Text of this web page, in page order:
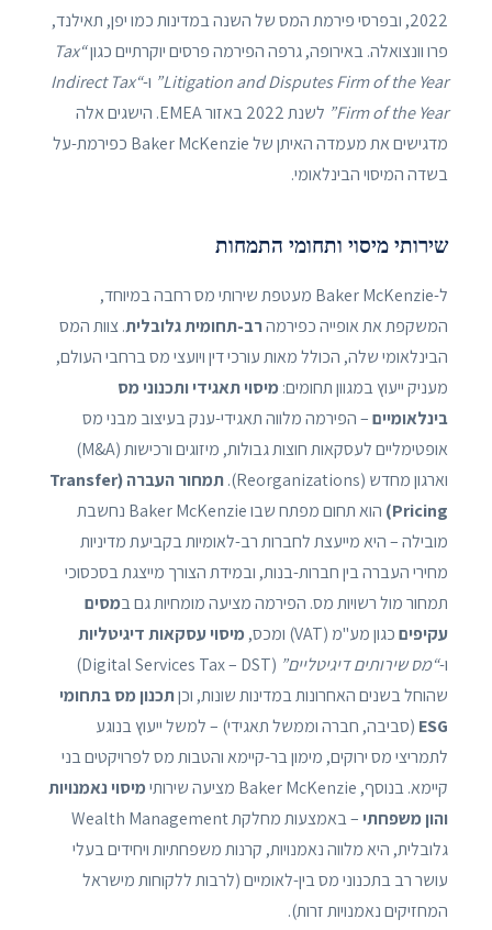
2022, ובפרסי פירמת המס של השנה במדינות כמו יפן, תאילנד,
פרו וונצואלה. באירופה, גרפה הפירמה פרסים יוקרתיים כגון “Tax
Litigation and Disputes Firm of the Year” ו- “Indirect Tax
Firm of the Year”
לשנת 2022 באזור EMEA. הישגים אלה
מדגישים את מעמדה האיתן של Baker McKenzie כפירמת-על
בשדה המיסוי הבינלאומי.
שירותי מיסוי ותחומי התמחות
ל-Baker McKenzie מעטפת שירותי מס רחבה במיוחד,
המשקפת את אופייה כפירמהרב-תחומית גלובלית. צוות המס
הבינלאומי שלה, הכולל מאות עורכי דין ויועצי מס ברחבי העולם,
מעניק ייעוץ במגוון תחומים: מיסוי תאגידי ותכנוני מס
בינלאומיים– הפירמה מלווה תאגידי-ענק בעיצוב מבני מס
אופטימליים לעסקאות חוצות גבולות, מיזוגים ורכישות (M&A)
וארגון מחדש (Reorganizations).
תמחור העברה (Transfer
Pricing)
הוא תחום מפתח שבו Baker McKenzie נחשבת
מובילה – היא מייעצת לחברות רב-לאומיות בקביעת מדיניות
מחירי העברה בין חברות-בנות, ובמידת הצורך מייצגת בסכסוכי
תמחור מול רשויות מס. הפירמה מציעה מומחיות גם במסים
עקיפיםכגון מע"מ (VAT) ומכס,
מיסוי עסקאות דיגיטליות
ו-“מס שירותים דיגיטליים”
(Digital Services Tax – DST)
שהוחל בשנים האחרונות במדינות שונות, וכןתכנון מס בתחומי
ESG (סביבה, חברה וממשל תאגידי) – למשל ייעוץ בנוגע
לתמריצי מס ירוקים, מימון בר-קיימא והטבות מס לפרויקטים בני
קיימא. בנוסף, Baker McKenzie מציעה שירותי
מיסוי נאמנויות
והון משפחתי
– באמצעות מחלקת Wealth Management
גלובלית, היא מלווה נאמנויות, קרנות משפחתיות ויחידים בעלי
עושר רב בתכנוני מס בין-לאומיים (לרבות ללקוחות מישראל
המחזיקים נאמנויות זרות).